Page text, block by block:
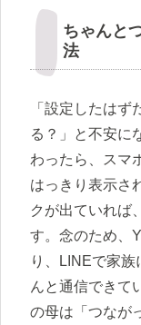
ちゃんと
法
「設定したは
る？」と不安に
わったら、スマ
はっきり表示さ
クが出ていれば
す。念のため、
り、LINEで家
んと通信できて
の母は「つなが